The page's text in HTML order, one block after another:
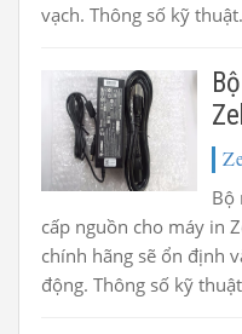
vạch. Thông số kỹ
Bộ
cấp nguồn cho máy in
chính hãng sẽ ổn định
động. Thông số kỹ